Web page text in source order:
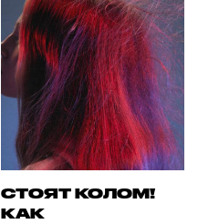
СТОЯТ КОЛОМ!
КАК